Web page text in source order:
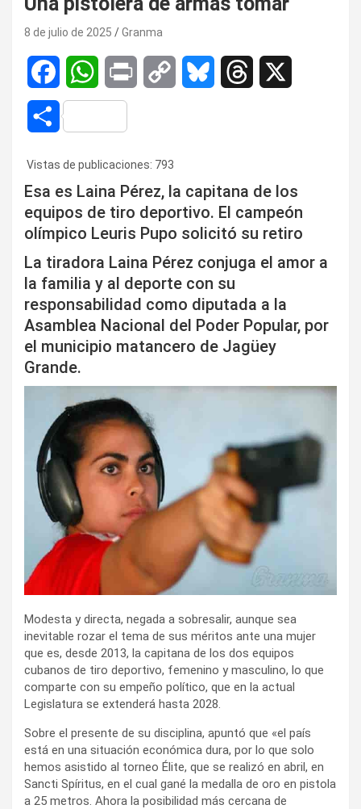
8 de julio de 2025 Granma
a
c
e
b
o
o
k
h
a
t
s
A
p
p
n
t L
i
n
k
s
k
y
a
d
s
C
p
r
t
i
r
Vistas de publicaciones: 793
Esa es Laina Pérez, la capitana de los
equipos de tiro deportivo. El campeón
olímpico Leuris Pupo solicitó su retiro
La tiradora Laina Pérez conjuga el amor a
la familia y al deporte con su
responsabilidad como diputada a la
Asamblea Nacional del Poder Popular, por
el municipio matancero de Jagüey
Grande.
Modesta y directa, negada a sobresalir, aunque sea
inevitable rozar el tema de sus méritos ante una mujer
que es, desde 2013, la capitana de los dos equipos
cubanos de tiro deportivo, femenino y masculino, lo que
comparte con su empeño político, que en la actual
Legislatura se extenderá hasta 2028.
Sobre el presente de su disciplina, apuntó que «el país
está en una situación económica dura, por lo que solo
hemos asistido al torneo Élite, que se realizó en abril, en
Sancti Spíritus, en el cual gané la medalla de oro en pistola
a 25 metros. Ahora la posibilidad más cercana de